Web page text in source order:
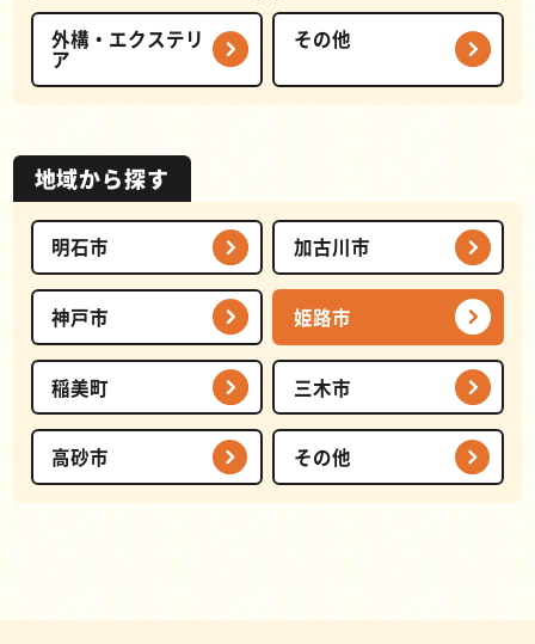
外構・エクステリ
ア
その他
地域から探す
明石市 加古川市
神戸市 姫路市
稲美町 三木市
高砂市 その他